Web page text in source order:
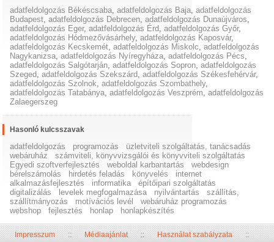
adatfeldolgozás Békéscsaba,adatfeldolgozás Baja,adatfeldolgozás
Budapest,adatfeldolgozás Debrecen,adatfeldolgozás Dunaújváros,
adatfeldolgozás Eger,adatfeldolgozás Érd,adatfeldolgozás Győr,
adatfeldolgozás Hódmezővásárhely,adatfeldolgozás Kaposvár,
adatfeldolgozás Kecskemét,adatfeldolgozás Miskolc,adatfeldolgozás
Nagykanizsa,adatfeldolgozás Nyíregyháza,adatfeldolgozás Pécs,
adatfeldolgozás Salgótarján,adatfeldolgozás Sopron,adatfeldolgozás
Szeged,adatfeldolgozás Szekszárd,adatfeldolgozás Székesfehérvár,
adatfeldolgozás Szolnok,adatfeldolgozás Szombathely,
adatfeldolgozás Tatabánya,adatfeldolgozás Veszprém,adatfeldolgozás
Zalaegerszeg
Hasonló kulcsszavak
adatfeldolgozás programozás
üzletviteli szolgáltatás, tanácsadás
webáruház
számviteli, könyvvizsgálói és könyvviteli szolgáltatás
Egyedi szoftverfejlesztés
weboldal karbantartás
webdesign
bérelszámolás
hirdetés feladás könyvelés
internet
alkalmazásfejlesztés
informatika
építőipari szolgáltatás
digitalizálás
levelek megfogalmazása nyilvántartás
szállítás,
szállítmányozás
motívációs levél
webáruház programozás
webshop
fejlesztés honlap honlapkészítés
Impresszum::Médiaajánlat::Használat szabályzata::